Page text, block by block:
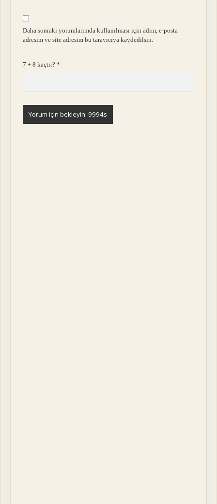
Daha sonraki yorumlarımda kullanılması için adım, e-posta
adresim ve site adresim bu tarayıcıya kaydedilsin.
7 + 8 kaçtır?*